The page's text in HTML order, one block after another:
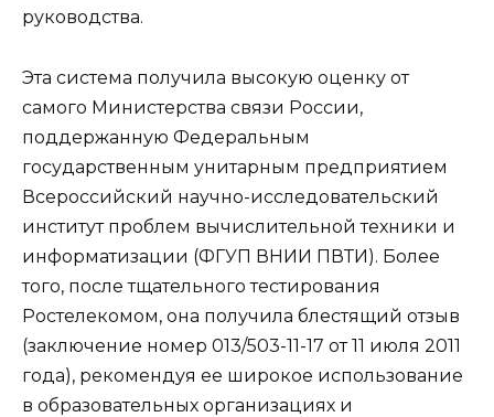
руководства.
Эта система получила высокую оценку от
самого Министерства связи России,
поддержанную Федеральным
государственным унитарным предприятием
Всероссийский научно-исследовательский
институт проблем вычислительной техники и
информатизации (ФГУП ВНИИ ПВТИ). Более
того, после тщательного тестирования
Ростелекомом, она получила блестящий отзыв
(заключение номер 013/503-11-17 от 11 июля 2011
года), рекомендуя ее широкое использование
в образовательных организациях и